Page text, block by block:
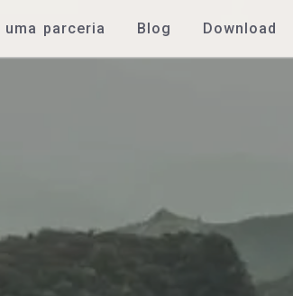
uma parceria Blog Download